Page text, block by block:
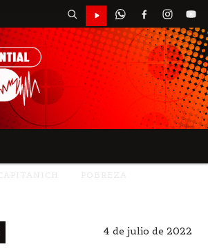
4 de julio de 2022